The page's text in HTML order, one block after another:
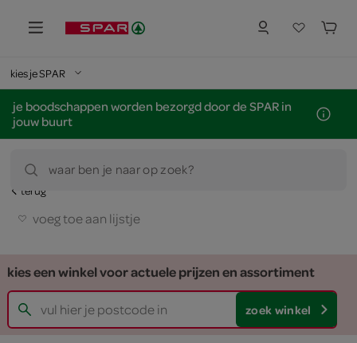
kies je SPAR
je boodschappen worden bezorgd door de SPAR in
jouw buurt
waar ben je naar op zoek?
terug
voeg toe aan lijstje
kies een winkel voor actuele prijzen en assortiment
zoek winkel